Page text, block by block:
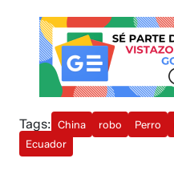
Tags: China robo Perro
Ecuador